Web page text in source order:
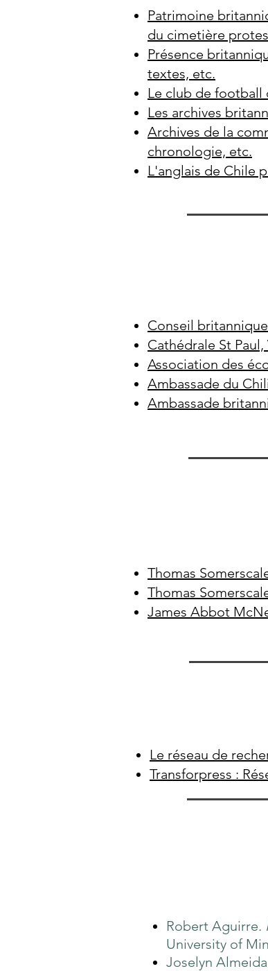
Patrimoine
du cimetière
Présence
textes, etc.
Le club de football
Les archives
Archives de la
chronologie, etc.
L'anglais de Chile
Conseil
Cathédrale St
Association des
Ambassade du
Ambassade
Thomas
Thomas
James Abbot
Le réseau de
Transforpress :
Robert Aguirre.
University of
Joselyn